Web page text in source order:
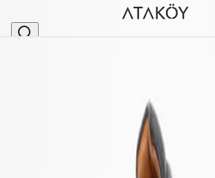
Erkek Hakiki Deri Eva Tabanlı